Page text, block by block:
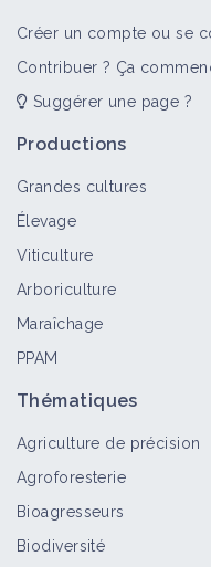
Créer un compte ou se
Contribuer ? Ça
Suggérer une page ?
Productions
Grandes cultures
Élevage
Viticulture
Arboriculture
Maraîchage
PPAM
Thématiques
Agriculture de précision
Agroforesterie
Bioagresseurs
Biodiversité